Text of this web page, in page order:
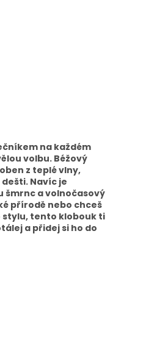
na každém
volbu. Béžový
z teplé vlny,
Navíc je
šmrnc a volnočasový
přírodě nebo chceš
tento klobouk ti
a přidej si ho do